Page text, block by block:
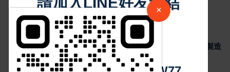
Aug 06, 2026
最新消息
瞄準 AI 搜尋紅利 里德科訊插旗台中 助攻製造
業佈局 GEO
Aug 06, 2026
請加入LINE好友連結
中 華 超 傳 媒
×